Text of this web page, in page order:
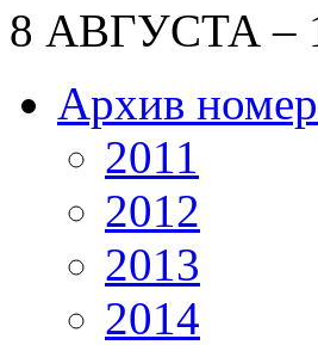
8 АВГУСТА –
Архив
2011
2012
2013
2014